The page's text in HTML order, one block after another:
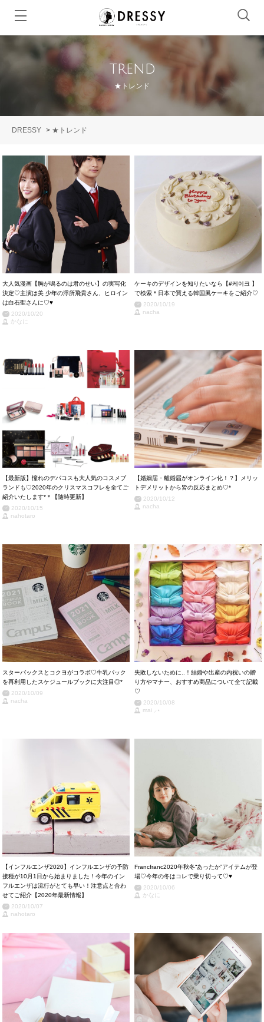
trend
★トレンド
DRESSY > ★トレンド
大人気漫画【胸が鳴るのは君のせい】の実写化
決定♡主演は美 少年の浮所飛貴さん、ヒロイン
は白石聖さんに♡♥
2020/10/20
かなに
ケーキのデザインを知りたいなら【#케이크 】
で検索＊日本で買える韓国風ケーキをご紹介♡
2020/10/19
nacha
【最新版】憧れのデパコスも大人気のコスメブ
ランドも♡2020年のクリスマスコフレを全てご
紹介いたします*＊【随時更新】
2020/10/15
nahotaro
【婚姻届・離婚届がオンライン化！？】メリッ
トデメリットから皆の反応まとめ♡*
2020/10/12
nacha
スターバックスとコクヨがコラボ♡牛乳パック
を再利用したスケジュールブックに大注目◎*
2020/10/09
nacha
失敗しないために..！結婚や出産の内祝いの贈
り方やマナー、おすすめ商品について全て記載
♡
2020/10/08
mai ⸝⋆
【インフルエンザ2020】インフルエンザの予防
接種が10月1日から始まりました！今年のイン
フルエンザは流行がとても早い！注意点と合わ
せてご紹介【2020年最新情報】
2020/10/07
nahotaro
Francfranc2020年秋冬“あったか”アイテムが登
場♡今年の冬はコレで乗り切って♡♥
2020/10/06
かなに